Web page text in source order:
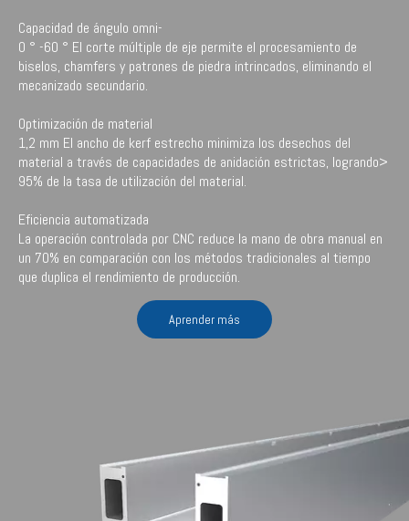
Capacidad de ángulo omni-
0 ° -60 ° El corte múltiple de eje permite el procesamiento de
biselos, chamfers y patrones de piedra intrincados, eliminando el
mecanizado secundario.
Optimización de material
1,2 mm El ancho de kerf estrecho minimiza los desechos del
material a través de capacidades de anidación estrictas, logrando>
95% de la tasa de utilización del material.
Eficiencia automatizada
La operación controlada por CNC reduce la mano de obra manual en
un 70% en comparación con los métodos tradicionales al tiempo
que duplica el rendimiento de producción.
Aprender más